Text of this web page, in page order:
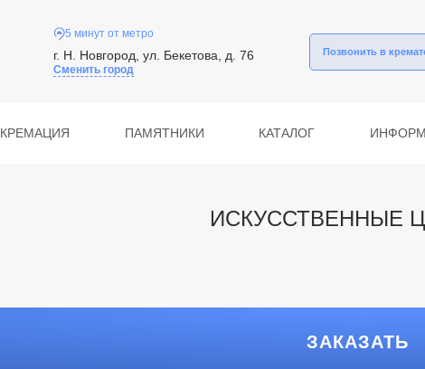
5 минут от метро
г. Н. Новгород, ул. Бекетова, д. 76
Сменить город
Позвонить в
КРЕМАЦИЯ ПАМЯТНИКИ КАТАЛОГ
ИСКУССТВЕННЫЕ
ЗАКАЗАТЬ